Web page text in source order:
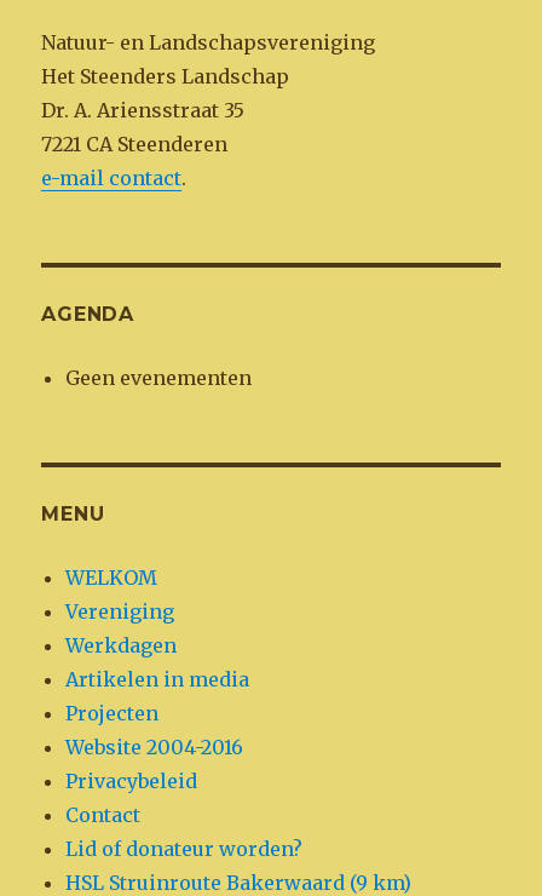
Natuur- en Landschapsvereniging
Het Steenders Landschap
Dr. A. Ariensstraat 35
7221 CA Steenderen
e-mail contact.
AGENDA
Geen evenementen
MENU
WELKOM
Vereniging
Werkdagen
Artikelen in media
Projecten
Website 2004-2016
Privacybeleid
Contact
Lid of donateur worden?
HSL Struinroute Bakerwaard (9 km)